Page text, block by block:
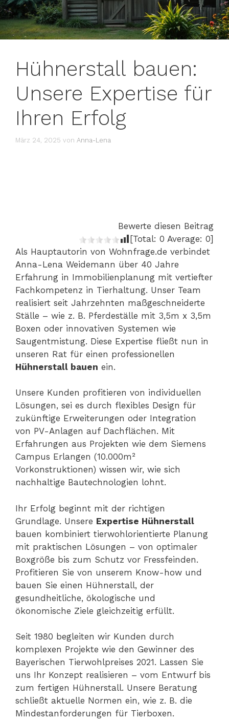
Hühnerstall bauen:
Unsere Expertise für
Ihren Erfolg
März 24, 2025 von Anna-Lena
Bewerte diesen Beitrag
[Total: 0 Average: 0]
Als Hauptautorin von Wohnfrage.de verbindet
Anna-Lena Weidemann über 40 Jahre
Erfahrung in Immobilienplanung mit vertiefter
Fachkompetenz in Tierhaltung. Unser Team
realisiert seit Jahrzehnten maßgeschneiderte
Ställe – wie z. B. Pferdeställe mit 3,5m x 3,5m
Boxen oder innovativen Systemen wie
Saugentmistung. Diese Expertise fließt nun in
unseren Rat für einen professionellen
Hühnerstall bauen ein.
Unsere Kunden profitieren von individuellen
Lösungen, sei es durch flexibles Design für
zukünftige Erweiterungen oder Integration
von PV-Anlagen auf Dachflächen. Mit
Erfahrungen aus Projekten wie dem Siemens
Campus Erlangen (10.000m²
Vorkonstruktionen) wissen wir, wie sich
nachhaltige Bautechnologien lohnt.
Ihr Erfolg beginnt mit der richtigen
Grundlage. Unsere Expertise Hühnerstall
bauen kombiniert tierwohlorientierte Planung
mit praktischen Lösungen – von optimaler
Boxgröße bis zum Schutz vor Fressfeinden.
Profitieren Sie von unserem Know-how und
bauen Sie einen Hühnerstall, der
gesundheitliche, ökologische und
ökonomische Ziele gleichzeitig erfüllt.
Seit 1980 begleiten wir Kunden durch
komplexen Projekte wie den Gewinner des
Bayerischen Tierwohlpreises 2021. Lassen Sie
uns Ihr Konzept realisieren – vom Entwurf bis
zum fertigen Hühnerstall. Unsere Beratung
schließt aktuelle Normen ein, wie z. B. die
Mindestanforderungen für Tierboxen.